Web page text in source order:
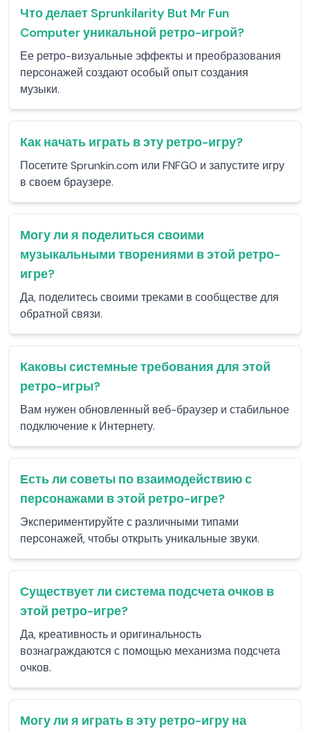
Что делает Sprunkilarity But Mr Fun
Computer уникальной ретро-игрой?
Ее ретро-визуальные эффекты и преобразования
персонажей создают особый опыт создания
музыки.
Как начать играть в эту ретро-игру?
Посетите Sprunkin.com или FNFGO и запустите игру
в своем браузере.
Могу ли я поделиться своими
музыкальными творениями в этой ретро-
игре?
Да, поделитесь своими треками в сообществе для
обратной связи.
Каковы системные требования для этой
ретро-игры?
Вам нужен обновленный веб-браузер и стабильное
подключение к Интернету.
Есть ли советы по взаимодействию с
персонажами в этой ретро-игре?
Экспериментируйте с различными типами
персонажей, чтобы открыть уникальные звуки.
Существует ли система подсчета очков в
этой ретро-игре?
Да, креативность и оригинальность
вознаграждаются с помощью механизма подсчета
очков.
Могу ли я играть в эту ретро-игру на